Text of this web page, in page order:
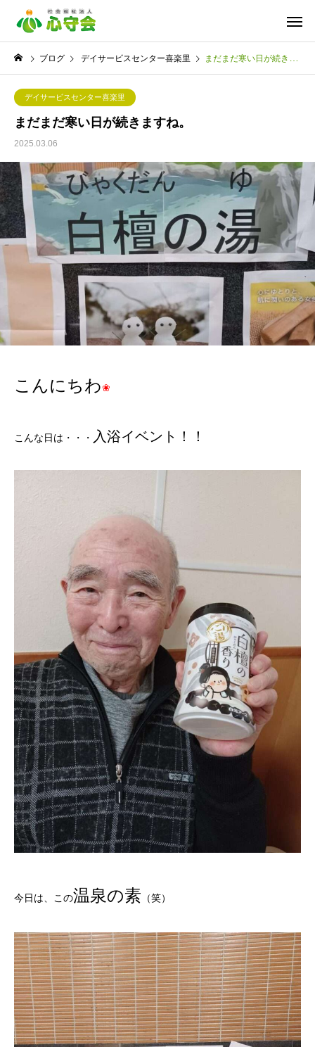
ブログ デイサービスセンター喜楽里 まだまだ寒い日が続きますね。
デイサービスセンター喜楽里
まだまだ寒い日が続きますね。
2025.03.06
こんにちわ❀
こんな日は・・・ 入浴イベント！！
今日は、この温泉の素 （笑）